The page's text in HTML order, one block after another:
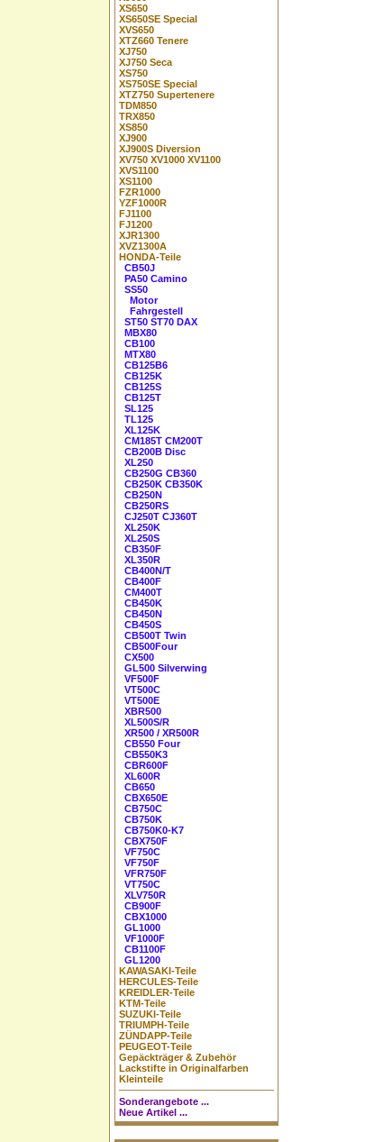
XS650
XS650SE Special
XVS650
XTZ660 Tenere
XJ750
XJ750 Seca
XS750
XS750SE Special
XTZ750 Supertenere
TDM850
TRX850
XS850
XJ900
XJ900S Diversion
XV750 XV1000 XV1100
XVS1100
XS1100
FZR1000
YZF1000R
FJ1100
FJ1200
XJR1300
XVZ1300A
HONDA-Teile
CB50J
PA50 Camino
SS50
Motor
Fahrgestell
ST50 ST70 DAX
MBX80
CB100
MTX80
CB125B6
CB125K
CB125S
CB125T
SL125
TL125
XL125K
CM185T CM200T
CB200B Disc
XL250
CB250G CB360
CB250K CB350K
CB250N
CB250RS
CJ250T CJ360T
XL250K
XL250S
CB350F
XL350R
CB400N/T
CB400F
CM400T
CB450K
CB450N
CB450S
CB500T Twin
CB500Four
CX500
GL500 Silverwing
VF500F
VT500C
VT500E
XBR500
XL500S/R
XR500 / XR500R
CB550 Four
CB550K3
CBR600F
XL600R
CB650
CBX650E
CB750C
CB750K
CB750K0-K7
CBX750F
VF750C
VF750F
VFR750F
VT750C
XLV750R
CB900F
CBX1000
GL1000
VF1000F
CB1100F
GL1200
KAWASAKI-Teile
HERCULES-Teile
KREIDLER-Teile
KTM-Teile
SUZUKI-Teile
TRIUMPH-Teile
ZÜNDAPP-Teile
PEUGEOT-Teile
Gepäckträger & Zubehör
Lackstifte in Originalfarben
Kleinteile
Sonderangebote ...
Neue Artikel ...